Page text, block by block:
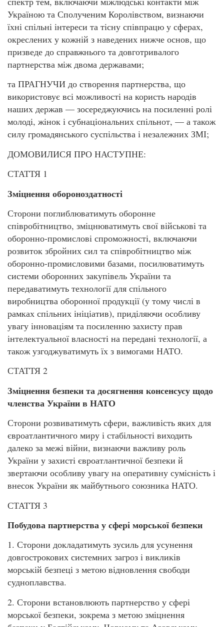
Україною та Сполученим Королівством, визнаючи
їхні спільні інтереси та тісну співпрацю у сферах,
окреслених у кожній з наведених нижче основ, що
призведе до справжнього та довготривалого
партнерства між двома державами;
та ПРАГНУЧИ до створення партнерства, що
використовує всі можливості на користь народів
наших держав — зосереджуючись на посиленні ролі
молоді, жінок і субнаціональних спільнот, — а також
силу громадянського суспільства і незалежних ЗМІ;
ДОМОВИЛИСЯ ПРО НАСТУПНЕ:
СТАТТЯ 1
Зміцнення обороноздатності
Сторони поглиблюватимуть оборонне
співробітництво, зміцнюватимуть свої військові та
оборонно-промислові спроможності, включаючи
розвиток збройних сил та співробітництво між
оборонно-промисловими базами, посилюватимуть
системи оборонних закупівель України та
передаватимуть технології для спільного
виробництва оборонної продукції (у тому числі в
рамках спільних ініціатив), приділяючи особливу
увагу інноваціям та посиленню захисту прав
інтелектуальної власності на передані технології, а
також узгоджуватимуть їх з вимогами НАТО.
СТАТТЯ 2
Зміцнення безпеки та досягнення консенсусу щодо
членства України в НАТО
Сторони розвиватимуть сфери, важливість яких для
євроатлантичного миру і стабільності виходить
далеко за межі війни, визнаючи важливу роль
України у захисті євроатлантичної безпеки й
звертаючи особливу увагу на оперативну сумісність і
внесок України як майбутнього союзника НАТО.
СТАТТЯ 3
Побудова партнерства у сфері морської безпеки
1. Сторони докладатимуть зусиль для усунення
довгострокових системних загроз і викликів
морській безпеці з метою відновлення свободи
судноплавства.
2. Сторони встановлюють партнерство у сфері
морської безпеки, зокрема з метою зміцнення